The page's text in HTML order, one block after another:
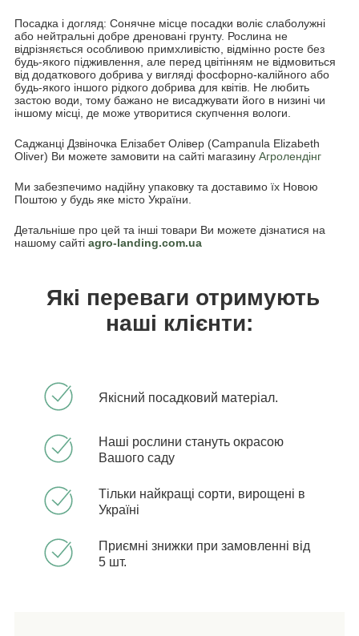
Посадка і догляд: Сонячне місце посадки воліє слаболужні
або нейтральні добре дреновані грунту. Рослина не
відрізняється особливою примхливістю, відмінно росте без
будь-якого підживлення, але перед цвітінням не відмовиться
від додаткового добрива у вигляді фосфорно-калійного або
будь-якого іншого рідкого добрива для квітів. Не любить
застою води, тому бажано не висаджувати його в низині чи
іншому місці, де може утворитися скупчення вологи.
Саджанці Дзвіночка Елізабет Олівер (Сampanula Elizabeth
Oliver) Ви можете замовити на сайті магазину Агролендінг
Ми забезпечимо надійну упаковку та доставимо їх Новою
Поштою у будь яке місто України.
Детальніше про цей та інші товари Ви можете дізнатися на
нашому сайті agro-landing.com.ua
Які переваги отримують
наші клієнти:
Якісний посадковий матеріал.
Наші рослини стануть окрасою
Вашого саду
Тільки найкращі сорти, вирощені в
Україні
Приємні знижки при замовленні від
5 шт.